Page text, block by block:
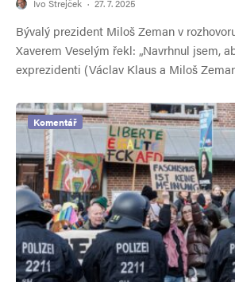
Ivo Strejček · 27. 7. 2025
Bývalý prezident Miloš Zeman v
Xaverem Veselým řekl: „Navrhnul jsem,
exprezidenti (Václav Klaus a Miloš
Komentář